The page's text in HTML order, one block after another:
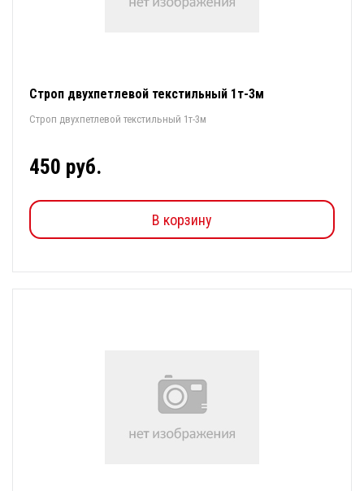
Строп двухпетлевой текстильный 1т-3м
Строп двухпетлевой текстильный 1т-3м
450 руб.
В корзину